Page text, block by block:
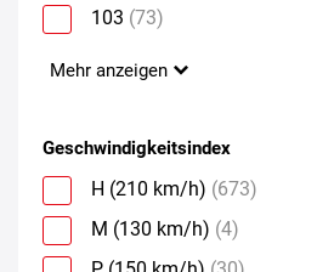
103 (73)
Mehr anzeigen
Geschwindigkeitsindex
H (210 km/h) (673)
M (130 km/h) (4)